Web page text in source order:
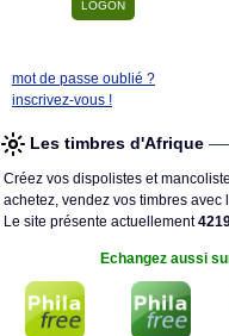
mot de passe oublié ?
inscrivez-vous !
Les timbres d'Afrique
Créez vos dispolistes et
achetez, vendez vos timbres avec
Le site présente actuellement
Echangez aussi